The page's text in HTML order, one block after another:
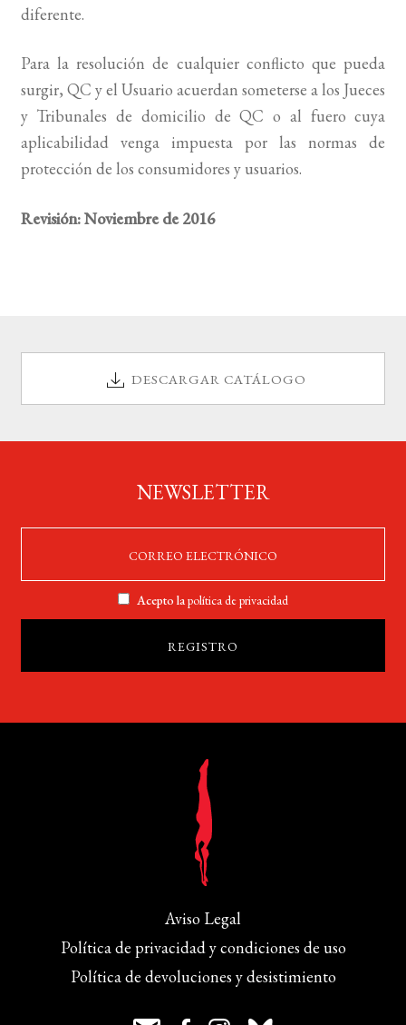
diferente.
Para la resolución de cualquier conflicto que pueda
surgir, QC y el Usuario acuerdan someterse a los Jueces
y Tribunales de domicilio de QC o al fuero cuya
aplicabilidad venga impuesta por las normas de
protección de los consumidores y usuarios.
Revisión: Noviembre de 2016
DESCARGAR CATÁLOGO
NEWSLETTER
Acepto lapolítica de privacidad
Aviso Legal
Política de privacidad y condiciones de uso
Política de devoluciones y desistimiento